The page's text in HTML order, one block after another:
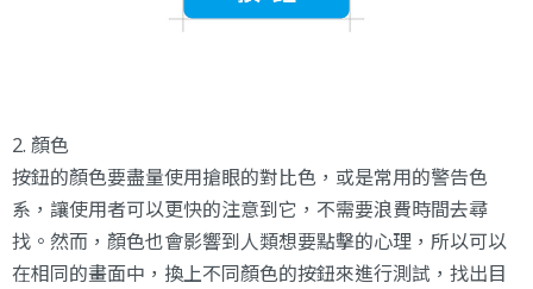
2. 顏色
按鈕的顏色要盡量使用搶眼的對比色，或是常用的警告色
系，讓使用者可以更快的注意到它，不需要浪費時間去尋
找。然而，顏色也會影響到人類想要點擊的心理，所以可以
在相同的畫面中，換上不同顏色的按鈕來進行測試，找出目